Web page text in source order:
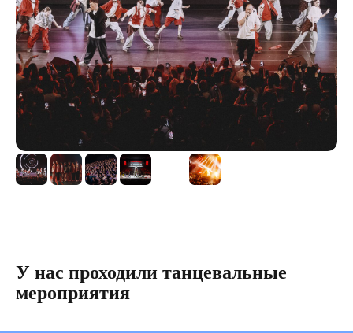
У нас проходили танцевальные
мероприятия